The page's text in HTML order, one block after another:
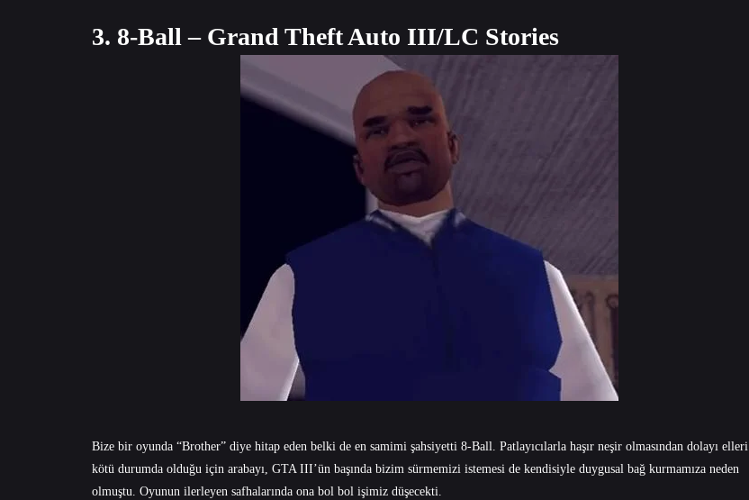
3. 8-Ball – Grand Theft Auto III/LC Stories
Bize bir oyunda “Brother” diye hitap eden belki de en samimi şahsiyetti 8-Ball. Patlayıcılarla haşır neşir olmasından dolayı elleri
kötü durumda olduğu için arabayı, GTA III’ün başında bizim sürmemizi istemesi de kendisiyle duygusal bağ kurmamıza neden
olmuştu. Oyunun ilerleyen safhalarında ona bol bol işimiz düşecekti.